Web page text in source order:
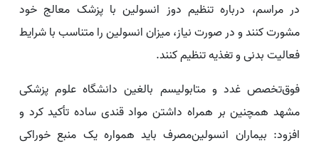
در مراسم، درباره تنظیم دوز انسولین با پزشک معالج خود
مشورت کنند و در صورت نیاز، میزان انسولین را متناسب با شرایط
فعالیت بدنی و تغذیه تنظیم کنند.
فوق‌تخصص غدد و متابولیسم بالغین دانشگاه علوم پزشکی
مشهد همچنین بر همراه داشتن مواد قندی ساده تأکید کرد و
افزود: بیماران انسولین‌مصرف باید همواره یک منبع خوراکی